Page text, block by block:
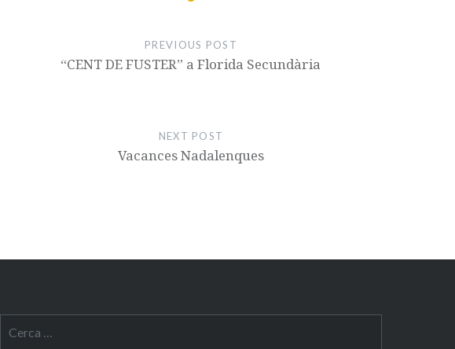
PREVIOUS POST
“CENT DE FUSTER” a Florida Secundària
NEXT POST
Vacances Nadalenques